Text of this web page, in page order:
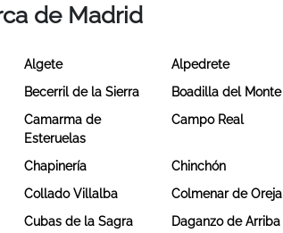
de Madrid
Algete
Alpedrete
Becerril de la Sierra
Boadilla del Monte
Camarma de
Esteruelas
Campo Real
Chapinería
Chinchón
Collado Villalba
Colmenar de Oreja
Cubas de la Sagra
Daganzo de Arriba